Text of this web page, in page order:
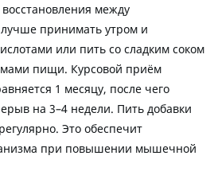
между
принимать утром и
или пить со сладким соком
пищи. Курсовой приём
1 месяцу, после чего
на 3–4 недели. Пить добавки
Это обеспечит
при повышении мышечной